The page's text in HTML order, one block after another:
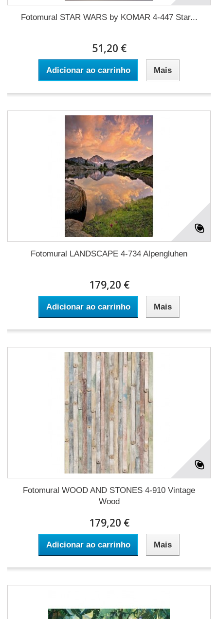
Fotomural STAR WARS by KOMAR 4-447 Star...
51,20 €
Adicionar ao carrinho Mais
Fotomural LANDSCAPE 4-734 Alpengluhen
179,20 €
Adicionar ao carrinho Mais
Fotomural WOOD AND STONES 4-910 Vintage
Wood
179,20 €
Adicionar ao carrinho Mais